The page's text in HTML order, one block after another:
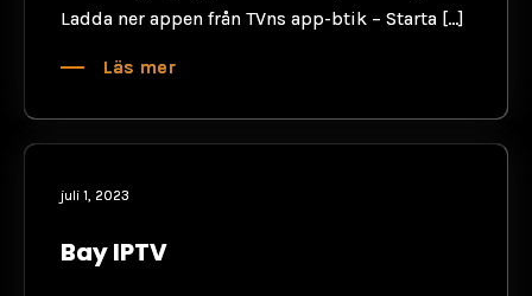
Ladda ner appen från TVns app-btik – Starta […]
Läs mer
juli 1, 2023
Bay IPTV